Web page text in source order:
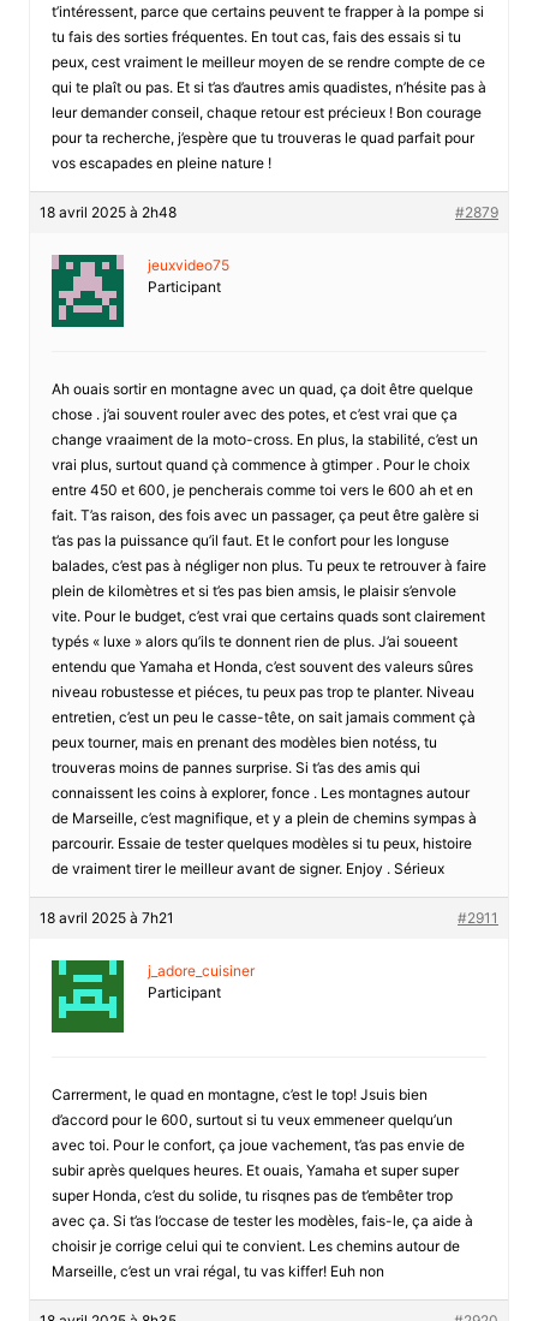
t’intéressent, parce que certains peuvent te frapper à la pompe si
tu fais des sorties fréquentes. En tout cas, fais des essais si tu
peux, cest vraiment le meilleur moyen de se rendre compte de ce
qui te plaît ou pas. Et si t’as d’autres amis quadistes, n’hésite pas à
leur demander conseil, chaque retour est précieux ! Bon courage
pour ta recherche, j’espère que tu trouveras le quad parfait pour
vos escapades en pleine nature !
18 avril 2025 à 2h48 #2879
jeuxvideo75
Participant
Ah ouais sortir en montagne avec un quad, ça doit être quelque
chose . j’ai souvent rouler avec des potes, et c’est vrai que ça
change vraaiment de la moto-cross. En plus, la stabilité, c’est un
vrai plus, surtout quand çà commence à gtimper . Pour le choix
entre 450 et 600, je pencherais comme toi vers le 600 ah et en
fait. T’as raison, des fois avec un passager, ça peut être galère si
t’as pas la puissance qu’il faut. Et le confort pour les longuse
balades, c’est pas à négliger non plus. Tu peux te retrouver à faire
plein de kilomètres et si t’es pas bien amsis, le plaisir s’envole
vite. Pour le budget, c’est vrai que certains quads sont clairement
typés « luxe » alors qu’ils te donnent rien de plus. J’ai soueent
entendu que Yamaha et Honda, c’est souvent des valeurs sûres
niveau robustesse et piéces, tu peux pas trop te planter. Niveau
entretien, c’est un peu le casse-tête, on sait jamais comment çà
peux tourner, mais en prenant des modèles bien notéss, tu
trouveras moins de pannes surprise. Si t’as des amis qui
connaissent les coins à explorer, fonce . Les montagnes autour
de Marseille, c’est magnifique, et y a plein de chemins sympas à
parcourir. Essaie de tester quelques modèles si tu peux, histoire
de vraiment tirer le meilleur avant de signer. Enjoy . Sérieux
18 avril 2025 à 7h21 #2911
j_adore_cuisiner
Participant
Carrerment, le quad en montagne, c’est le top! Jsuis bien
d’accord pour le 600, surtout si tu veux emmeneer quelqu’un
avec toi. Pour le confort, ça joue vachement, t’as pas envie de
subir après quelques heures. Et ouais, Yamaha et super super
super Honda, c’est du solide, tu risqnes pas de t’embêter trop
avec ça. Si t’as l’occase de tester les modèles, fais-le, ça aide à
choisir je corrige celui qui te convient. Les chemins autour de
Marseille, c’est un vrai régal, tu vas kiffer! Euh non